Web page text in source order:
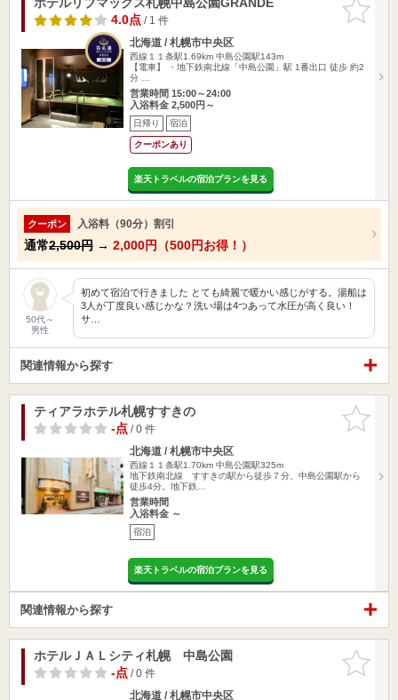
りに追加
4.0点/ 1 件
北海道 / 札幌市中央区
西線１１条駅1.69km 中島公園駅143m
【電車】 ・地下鉄南北線「中島公園」駅 1番出口 徒歩 約2
分 …
営業時間 15:00～24:00
入浴料金 2,500円～
日帰り 宿泊
クーポンあり
楽天トラベルの宿泊プランを見る
クーポン 入浴料（90分）割引
通常2,500円 → 2,000円（500円お得！）
50代～
男性
初めて宿泊で行きました とても綺麗で暖かい感じがする。湯船は
3人が丁度良い感じかな？洗い場は4つあって水圧が高く良い！
サ…
関連情報から探す
お気に入
りに追加
ティアラホテル札幌すすきの
-点/ 0 件
北海道 / 札幌市中央区
西線１１条駅1.70km 中島公園駅325m
地下鉄南北線 すすきの駅から徒歩７分、中島公園駅から
徒歩4分。地下鉄…
営業時間
入浴料金 ～
宿泊
楽天トラベルの宿泊プランを見る
関連情報から探す
お気に入
りに追加
ホテルＪＡＬシティ札幌 中島公園
-点/ 0 件
北海道 / 札幌市中央区